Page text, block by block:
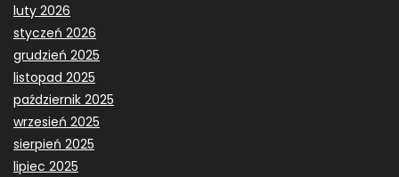
luty 2026
styczeń 2026
grudzień 2025
listopad 2025
październik 2025
wrzesień 2025
sierpień 2025
lipiec 2025